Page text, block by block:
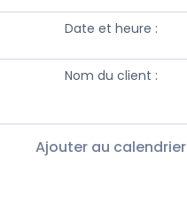
Date et heure :
Nom du client :
Ajouter au calendrier